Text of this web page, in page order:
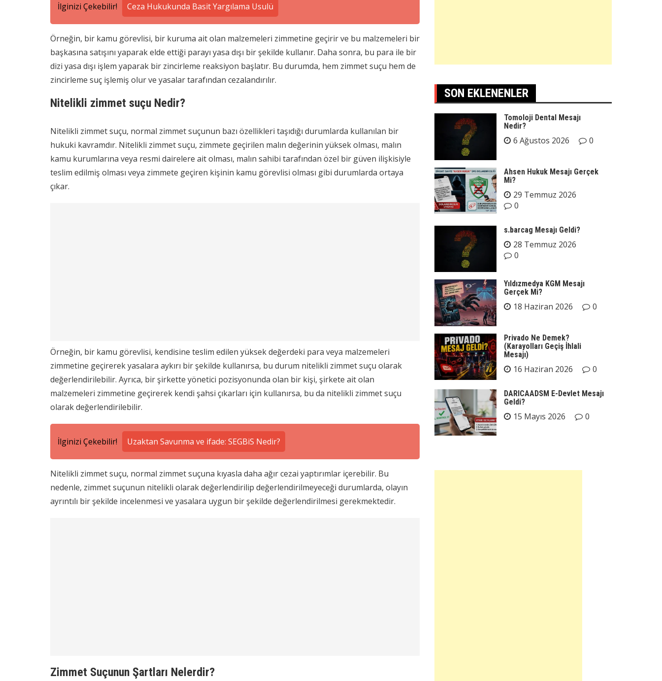
İlginizi Çekebilir! Ceza Hukukunda Basit Yargılama Usulü
Örneğin, bir kamu görevlisi, bir kuruma ait olan malzemeleri zimmetine geçirir ve bu malzemeleri bir
başkasına satışını yaparak elde ettiği parayı yasa dışı bir şekilde kullanır. Daha sonra, bu para ile bir
dizi yasa dışı işlem yaparak bir zincirleme reaksiyon başlatır. Bu durumda, hem zimmet suçu hem de
zincirleme suç işlemiş olur ve yasalar tarafından cezalandırılır.
Nitelikli zimmet suçu Nedir?
Nitelikli zimmet suçu, normal zimmet suçunun bazı özellikleri taşıdığı durumlarda kullanılan bir
hukuki kavramdır. Nitelikli zimmet suçu, zimmete geçirilen malın değerinin yüksek olması, malın
kamu kurumlarına veya resmi dairelere ait olması, malın sahibi tarafından özel bir güven ilişkisiyle
teslim edilmiş olması veya zimmete geçiren kişinin kamu görevlisi olması gibi durumlarda ortaya
çıkar.
Örneğin, bir kamu görevlisi, kendisine teslim edilen yüksek değerdeki para veya malzemeleri
zimmetine geçirerek yasalara aykırı bir şekilde kullanırsa, bu durum nitelikli zimmet suçu olarak
değerlendirilebilir. Ayrıca, bir şirkette yönetici pozisyonunda olan bir kişi, şirkete ait olan
malzemeleri zimmetine geçirerek kendi şahsi çıkarları için kullanırsa, bu da nitelikli zimmet suçu
olarak değerlendirilebilir.
İlginizi Çekebilir! Uzaktan Savunma ve ifade: SEGBiS Nedir?
Nitelikli zimmet suçu, normal zimmet suçuna kıyasla daha ağır cezai yaptırımlar içerebilir. Bu
nedenle, zimmet suçunun nitelikli olarak değerlendirilip değerlendirilmeyeceği durumlarda, olayın
ayrıntılı bir şekilde incelenmesi ve yasalara uygun bir şekilde değerlendirilmesi gerekmektedir.
Zimmet Suçunun Şartları Nelerdir?
SON EKLENENLER
Tomoloji Dental Mesajı
Nedir?
6 Ağustos 2026 0
Ahsen Hukuk Mesajı Gerçek
Mi?
29 Temmuz 2026
0
s.barcag Mesajı Geldi?
28 Temmuz 2026
0
Yıldızmedya KGM Mesajı
Gerçek Mi?
18 Haziran 2026 0
Privado Ne Demek?
(Karayolları Geçiş İhlali
Mesajı)
16 Haziran 2026 0
DARICAADSM E-Devlet Mesajı
Geldi?
15 Mayıs 2026 0